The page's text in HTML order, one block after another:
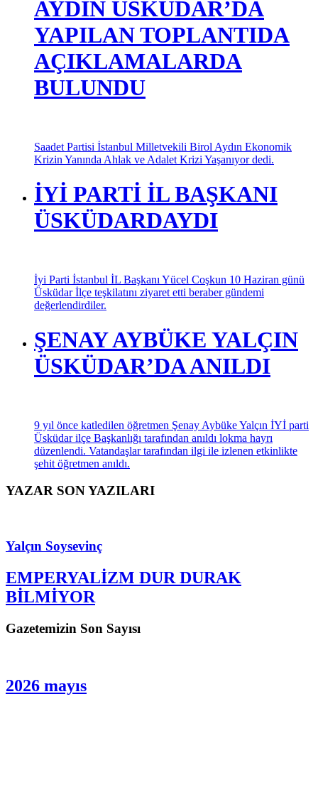
AYDIN ÜSKÜDAR’DA
YAPILAN TOPLANTIDA
AÇIKLAMALARDA
BULUNDU
Saadet Partisi İstanbul Milletvekili Birol Aydın Ekonomik
Krizin Yanında Ahlak ve Adalet Krizi Yaşanıyor dedi.
İYİ PARTİ İL BAŞKANI
ÜSKÜDARDAYDI
İyi Parti İstanbul İL Başkanı Yücel Coşkun 10 Haziran günü
Üsküdar İlçe teşkilatını ziyaret etti beraber gündemi
değerlendirdiler.
ŞENAY AYBÜKE YALÇIN
ÜSKÜDAR’DA ANILDI
9 yıl önce katledilen öğretmen Şenay Aybüke Yalçın İYİ parti
Üsküdar ilçe Başkanlığı tarafından anıldı lokma hayrı
düzenlendi. Vatandaşlar tarafından ilgi ile izlenen etkinlikte
şehit öğretmen anıldı.
YAZAR SON YAZILARI
Yalçın Soysevinç
EMPERYALİZM DUR DURAK
BİLMİYOR
Gazetemizin Son Sayısı
2026 mayıs